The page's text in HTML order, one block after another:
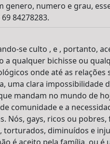
genero, numero e grau,
84278283.
se culto , e , portanto,
a qualquer bichisse ou
onde até as
uma clara impossibilidade
mandam no mundo de
comunidade e a
Nós, gays, ricos ou
torturados, diminuídos e